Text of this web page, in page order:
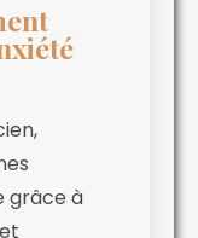
grâce à